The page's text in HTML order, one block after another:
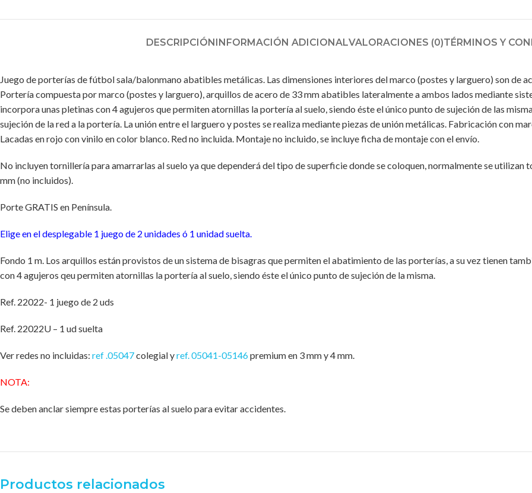
DESCRIPCIÓNINFORMACIÓN ADICIONALVALORACIONES (0)TÉRMINOS Y
Juego de porterías de fútbol sala/balonmano abatibles metálicas. Las dimensiones interiores del marco (postes y larguero) son de
Portería compuesta por marco (postes y larguero), arquillos de acero de 33 mm abatibles lateralmente a ambos lados mediante
incorpora unas pletinas con 4 agujeros que permiten atornillas la portería al suelo, siendo éste el único punto de sujeción de las
sujeción de la red a la portería. La unión entre el larguero y postes se realiza mediante piezas de unión metálicas. Fabricación con
Lacadas en rojo con vinilo en color blanco. Red no incluida. Montaje no incluido, se incluye ficha de montaje con el envío.
No incluyen tornillería para amarrarlas al suelo ya que dependerá del tipo de superficie donde se coloquen, normalmente se
mm (no incluidos).
Porte GRATIS en Península.
Elige en el desplegable 1 juego de 2 unidades ó 1 unidad suelta.
Fondo 1 m. Los arquillos están provistos de un sistema de bisagras que permiten el abatimiento de las porterías, a su vez tienen
con 4 agujeros qeu permiten atornillas la portería al suelo, siendo éste el único punto de sujeción de la misma.
Ref. 22022- 1 juego de 2 uds
Ref. 22022U – 1 ud suelta
Ver redes no incluidas: ref .05047colegial yref. 05041-05146premium en 3 mm y 4 mm.
NOTA:
Se deben anclar siempre estas porterías al suelo para evitar accidentes.
Productos relacionados